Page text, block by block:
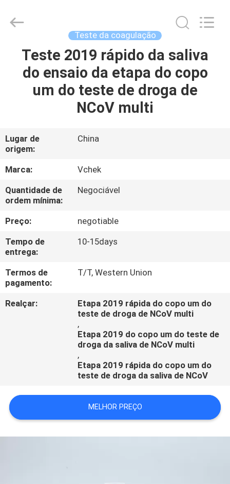
CASA
PRODUTOS
NÓS
EXCURSÃO
DA
FÁBRICA
CONTROLE
DA
QUALIDADE
CONTACTE-
CITAÇÕES
NOTÍCIA
hCG
Teste da coagulação
Teste 2019 rápido da saliva
do ensaio da etapa do copo
um do teste de droga de
NCoV multi
Lugar de
origem:
China
Marca:
Vchek
Quantidade de
ordem mínima:
Negociável
Preço:
negotiable
Tempo de
entrega:
10-15days
Termos de
pagamento:
T/T, Western Union
Realçar:
Etapa 2019 rápida do copo um do
teste de droga de NCoV multi
,
Etapa 2019 do copo um do teste de
droga da saliva de NCoV multi
,
Etapa 2019 rápida do copo um do
teste de droga da saliva de NCoV
MELHOR PREÇO